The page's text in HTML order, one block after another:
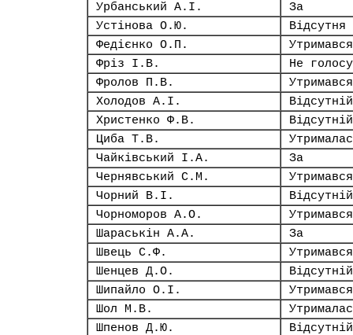
Урбанський А.І.
За
Устінова О.Ю.
Відсутня
Федієнко О.П.
Утримався
Фріз І.В.
Не
Фролов П.В.
Утримався
Холодов А.І.
Відсутній
Христенко Ф.В.
Відсутній
Циба Т.В.
Чайківський І.А.
За
Чернявський С.М.
Утримався
Чорний В.І.
Відсутній
Чорноморов А.О.
Утримався
Шараськін А.А.
За
Швець С.Ф.
Утримався
Шенцев Д.О.
Відсутній
Шипайло О.І.
Утримався
Шол М.В.
Шпенов Д.Ю.
Відсутній